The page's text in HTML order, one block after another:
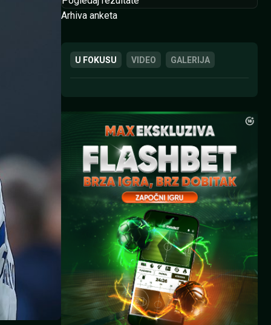
Arhiva anketa
U FOKUSU VIDEO GALERIJA